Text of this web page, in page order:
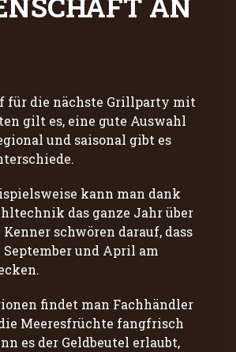
für die nächste Grillparty mit
gilt es, eine gute Auswahl
und saisonal gibt es
kann man dank
das ganze Jahr über
schwören darauf, dass
und April am
findet man Fachhändler
Meeresfrüchte fangfrisch
es der Geldbeutel erlaubt,